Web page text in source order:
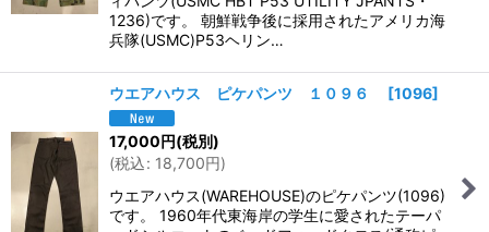
1236)です。 朝鮮戦争後に採用されたアメリカ海
兵隊(USMC)P53ヘリン…
ウエアハウス ピケパンツ １０９６ [1096]
17,000円(税別)
(税込: 18,700円)
ウエアハウス(WAREHOUSE)のピケパンツ(1096)
です。 1960年代東海岸の学生に愛されたテーパ